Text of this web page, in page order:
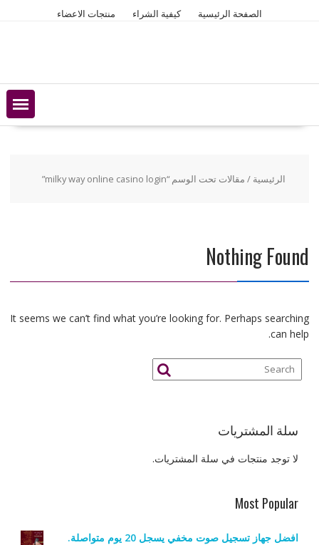
الصفحة الرئيسية كيفية الشراء منتجات الاعضاء
الرئيسية / مقالات تحت الوسم “milky way online casino login”
Nothing Found
It seems we can’t find what you’re looking for. Perhaps searching
can help.
سلة المشتريات
لا توجد منتجات في سلة المشتريات.
Most Popular
افضل جهاز تسجيل صوت مخفي يسجل 20 يوم متواصلة.